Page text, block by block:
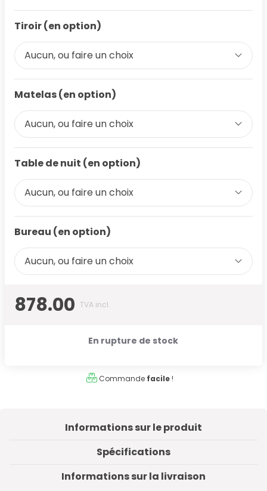
Tiroir (en option)
Aucun, ou faire un choix
Matelas (en option)
Aucun, ou faire un choix
Table de nuit (en option)
Aucun, ou faire un choix
Bureau (en option)
Aucun, ou faire un choix
878.00 TVA incl.
En rupture de stock
Commande facile!
Informations sur le produit
Spécifications
Informations sur la livraison